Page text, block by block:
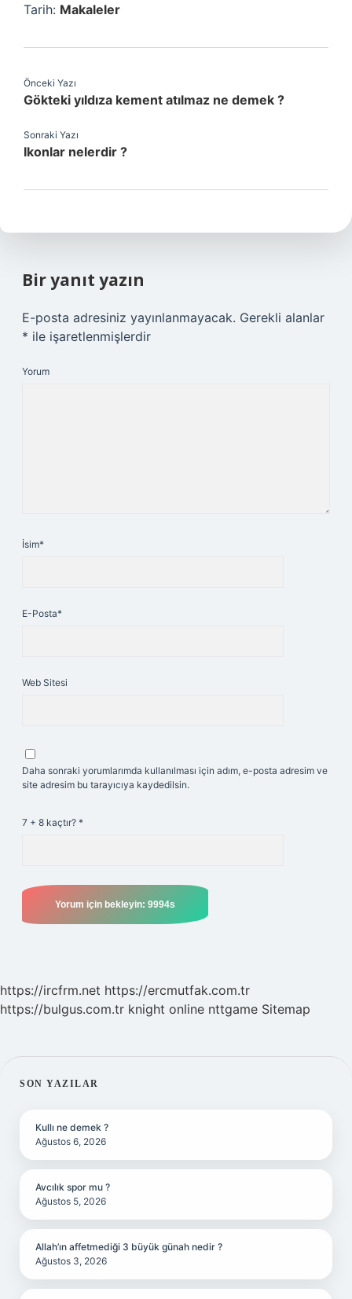
Tarih: Makaleler
Önceki Yazı
Gökteki yıldıza kement atılmaz ne demek ?
Sonraki Yazı
Ikonlar nelerdir ?
Bir yanıt yazın
E-posta adresiniz yayınlanmayacak. Gerekli alanlar
* ile işaretlenmişlerdir
Yorum
İsim*
E-Posta*
Web Sitesi
Daha sonraki yorumlarımda kullanılması için adım, e-posta adresim ve
site adresim bu tarayıcıya kaydedilsin.
7 + 8 kaçtır? *
https://ircfrm.net https://ercmutfak.com.tr
https://bulgus.com.tr knight online nttgame Sitemap
SIDEBAR
SON YAZILAR
Kullı ne demek ?
Ağustos 6, 2026
Avcılık spor mu ?
Ağustos 5, 2026
Allah’ın affetmediği 3 büyük günah nedir ?
Ağustos 3, 2026